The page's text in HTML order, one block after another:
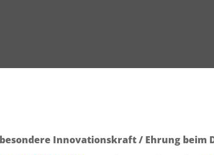
Innovationskraft / Ehrung beim